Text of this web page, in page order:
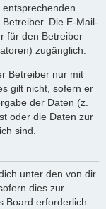
Die E-Mail-
für den Betreiber
zugänglich.
Betreiber nur mit
gilt nicht, sofern er
der Daten (z.
oder die Daten zur
sind.
unter den von dir
dies zur
Board erforderlich